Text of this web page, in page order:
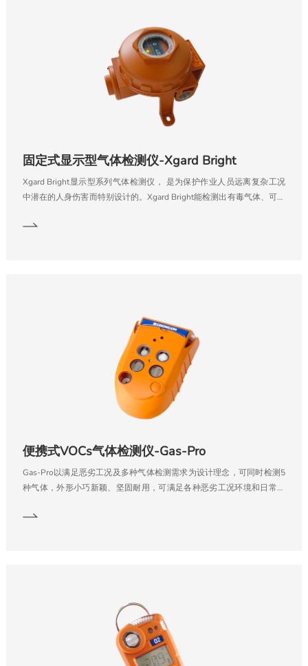
固定式显示型气体检测仪-Xgard Bright
Xgard Bright显示型系列气体检测仪， 是为保护作业人员远离复杂工况
中潜在的人身伤害而特别设计的。Xgard Bright能检测出有毒气体、可燃
便携式VOCs气体检测仪-Gas-Pro
Gas-Pro以满足恶劣工况及多种气体检测需求为设计理念，可同时检测5
种气体，外形小巧新颖、坚固耐用，可满足各种恶劣工况环境和日常使